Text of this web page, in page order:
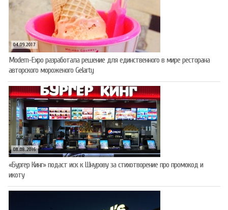
04.09.2017
Modern-Expo разработала решение для единственного в мире ресторана
авторского мороженого Gelarty
08.08.2016
«Бургер Кинг» подаст иск к Шнурову за стихотворение про промокод и
икоту